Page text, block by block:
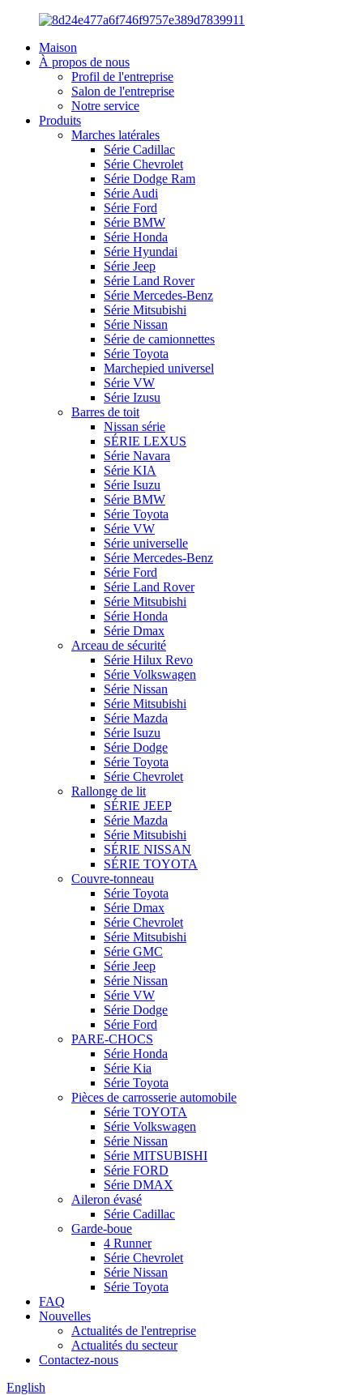
Maison
À propos de nous
Profil de l'entreprise
Salon de l'entreprise
Notre service
Produits
Marches latérales
Série Cadillac
Série Chevrolet
Série Dodge Ram
Série Audi
Série Ford
Série BMW
Série Honda
Série Hyundai
Série Jeep
Série Land Rover
Série Mercedes-Benz
Série Mitsubishi
Série Nissan
Série de camionnettes
Série Toyota
Marchepied universel
Série VW
Série Izusu
Barres de toit
Nissan série
SÉRIE LEXUS
Série Navara
Série KIA
Série Isuzu
Série BMW
Série Toyota
Série VW
Série universelle
Série Mercedes-Benz
Série Ford
Série Land Rover
Série Mitsubishi
Série Honda
Série Dmax
Arceau de sécurité
Série Hilux Revo
Série Volkswagen
Série Nissan
Série Mitsubishi
Série Mazda
Série Isuzu
Série Dodge
Série Toyota
Série Chevrolet
Rallonge de lit
SÉRIE JEEP
Série Mazda
Série Mitsubishi
SÉRIE NISSAN
SÉRIE TOYOTA
Couvre-tonneau
Série Toyota
Série Dmax
Série Chevrolet
Série Mitsubishi
Série GMC
Série Jeep
Série Nissan
Série VW
Série Dodge
Série Ford
PARE-CHOCS
Série Honda
Série Kia
Série Toyota
Pièces de carrosserie automobile
Série TOYOTA
Série Volkswagen
Série Nissan
Série MITSUBISHI
Série FORD
Série DMAX
Aileron évasé
Série Cadillac
Garde-boue
4 Runner
Série Chevrolet
Série Nissan
Série Toyota
FAQ
Nouvelles
Actualités de l'entreprise
Actualités du secteur
Contactez-nous
English